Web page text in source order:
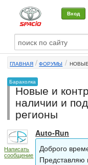
Вход
О машине
Автоклуб
Форумы
Сервисы и услуги
Новости
ГЛАВНАЯ ФОРУМЫ
Барахолка
Новые и
наличии и
регионы
Написать
сообщение
Auto-Run
Доброго